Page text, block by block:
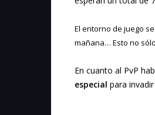
El entorno de juego
mañana… Esto no
En cuanto al PvP
especial para